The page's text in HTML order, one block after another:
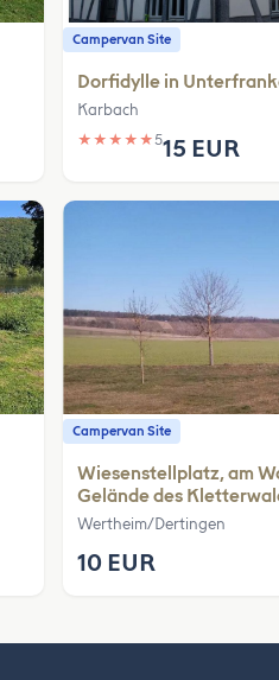
Campervan Site
Dorfidylle in
Karbach
★ ★ ★ ★ ★515 EUR
Campervan Site
Wiesenstellplatz, am
Gelände des
Wertheim/Dertingen
10 EUR